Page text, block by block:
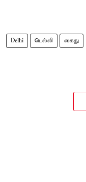
Delhi டெல்லி கைது